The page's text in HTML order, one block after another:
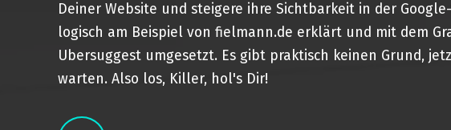
Deiner Website und steigere ihre Sichtbarkeit in der
logisch am Beispiel von fielmann.de erklärt und mit dem
Ubersuggest umgesetzt. Es gibt praktisch keinen Grund,
warten. Also los, Killer, hol's Dir!